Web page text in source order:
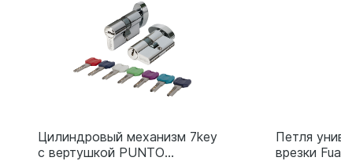
Цилиндровый механизм 7key
с вертушкой PUNTO
Петля
врезки